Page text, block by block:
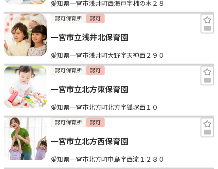
愛知県一宮市浅井町西海戸字柿の木２８
認可保育所 認可
一宮市立浅井北保育園
愛知県一宮市浅井町大野字天神西２９０
認可保育所 認可
一宮市立北方東保育園
愛知県一宮市北方町北方字狐塚西１０
認可保育所 認可
一宮市立北方西保育園
愛知県一宮市北方町中島字西流１２８０